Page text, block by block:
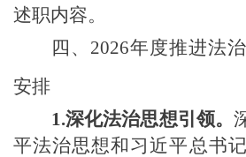
述职内容。
四、 2026年度推进法
安排
1.深化法治思想引领。
平法治思想和习近平总书